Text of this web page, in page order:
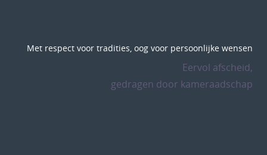
Met respect voor tradities, oog voor persoonlijke wensen
Eervol afscheid,
gedragen door kameraadschap